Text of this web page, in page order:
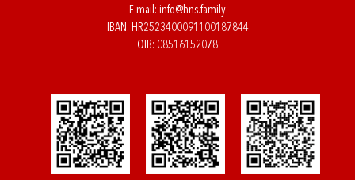
E-mail: info@hns.family
IBAN: HR2523400091100187844
OIB: 08516152078